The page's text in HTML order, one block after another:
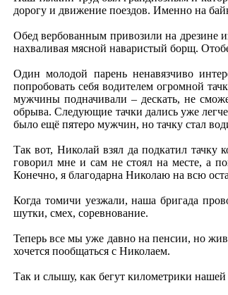
дорогу и движение поездов. Именно на
Обед вербованным привозили на дрезине
нахваливая мясной наваристый борщ.
Один молодой парень ненавязчиво
попробовать себя водителем огромной
мужчины подначивали – дескать, не
обрыва. Следующие тачки дались уже
было ещё пятеро мужчин, но тачку стал
Так вот, Николай взял да подкатил тачку
говорил мне и сам не стоял на месте, а
Конечно, я благодарна Николаю на всю
Когда томичи уезжали, наша бригада
шутки, смех, соревнование.
Теперь все мы уже давно на пенсии, но
хочется пообщаться с Николаем.
Так и слышу, как бегут километрики